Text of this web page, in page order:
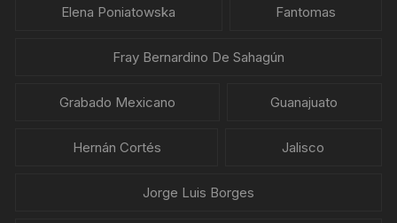
Elena Poniatowska Fantomas
Fray Bernardino De Sahagún
Grabado Mexicano Guanajuato
Hernán Cortés Jalisco
Jorge Luis Borges